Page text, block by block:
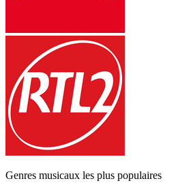
Genres musicaux les plus populaires